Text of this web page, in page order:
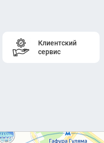
Клиентский
сервис